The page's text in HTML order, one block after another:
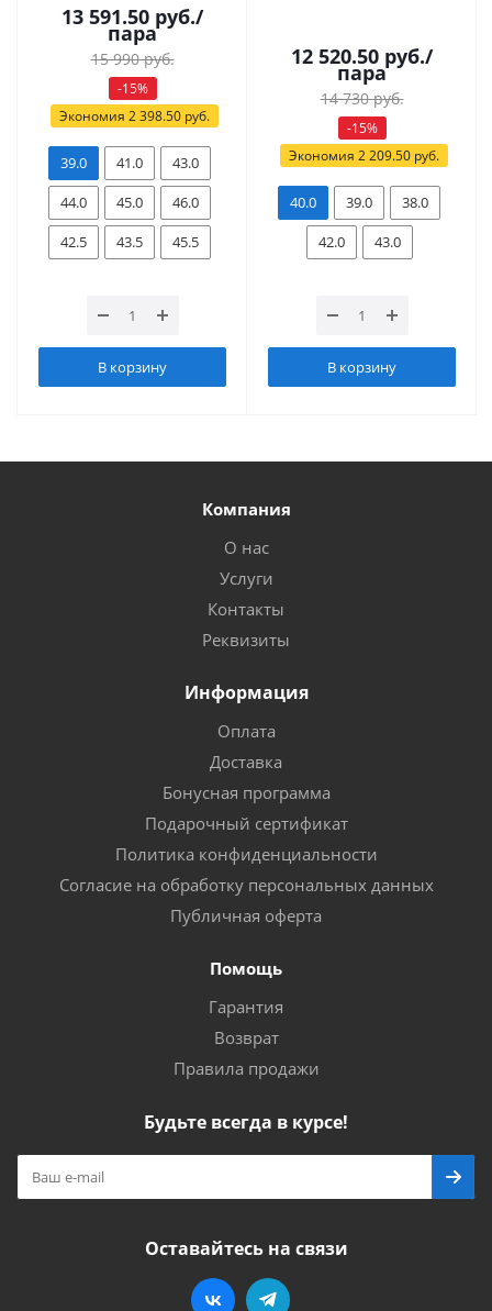
13 591.50 руб./
пара
15 990руб.
-15%
Экономия 2 398.50руб.
39.0 41.0
43.0
44.0
45.0
46.0
42.5
43.5 45.5
В корзину
12 520.50 руб./
пара
14 730руб.
-15%
Экономия 2 209.50руб.
40.0 39.0
38.0
42.0
43.0
В корзину
Компания
О нас
Услуги
Контакты
Реквизиты
Информация
Оплата
Доставка
Бонусная программа
Подарочный сертификат
Политика конфиденциальности
Согласие на обработку персональных данных
Публичная оферта
Помощь
Гарантия
Возврат
Правила продажи
Будьте всегда в курсе!
Оставайтесь на связи